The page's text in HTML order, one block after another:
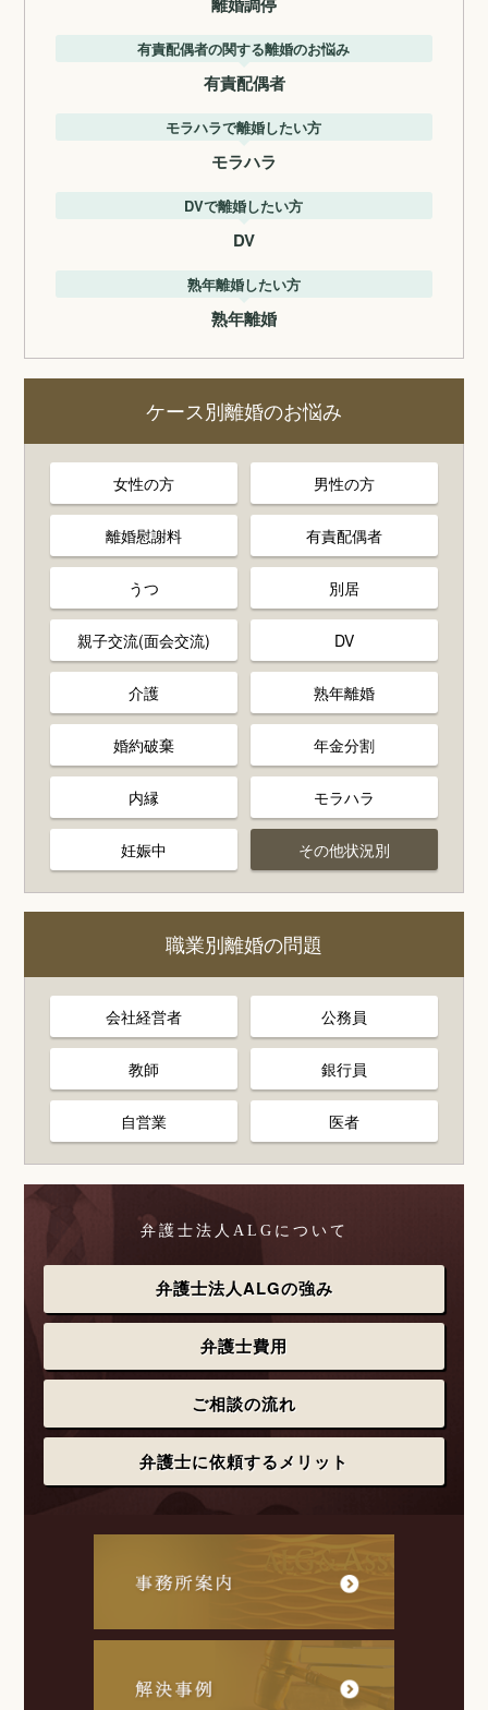
有責配偶者の関する離婚のお悩み
有責配偶者
モラハラで離婚したい方
モラハラ
DVで離婚したい方
DV
熟年離婚したい方
熟年離婚
ケース別離婚のお悩み
女性の方 男性の方
離婚慰謝料 有責配偶者
うつ 別居
親子交流(面会交流) DV
介護 熟年離婚
婚約破棄 年金分割
内縁 モラハラ
妊娠中 その他状況別
職業別離婚の問題
会社経営者 公務員
教師 銀行員
自営業 医者
弁護士法人ALGについて
弁護士法人ALGの強み
弁護士費用
ご相談の流れ
弁護士に依頼するメリット